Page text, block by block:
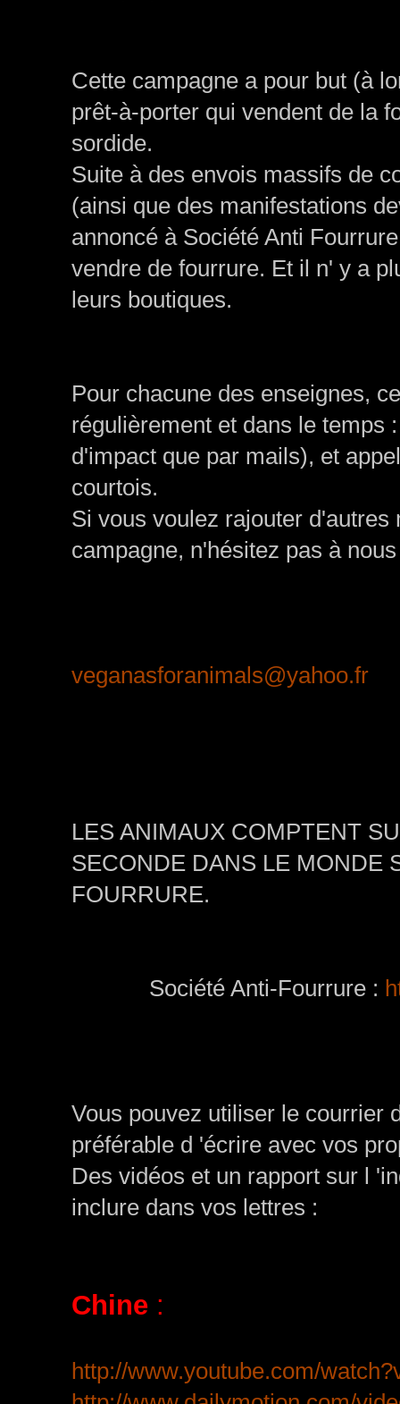
Cette campagne a pour but (à
prêt-à-porter qui vendent de la
sordide.
Suite à des envois massifs de
(ainsi que des manifestations
annoncé à Société Anti
vendre de fourrure. Et il n' y a
leurs boutiques.
Pour chacune des enseignes,
régulièrement et dans le temps
d'impact que par mails), et
courtois.
Si vous voulez rajouter
campagne, n'hésitez pas à
veganasforanimals@yahoo.fr
LES ANIMAUX COMPTENT
SECONDE DANS LE MONDE
FOURRURE.
Société Anti-Fourrure :
Vous pouvez utiliser le courrier
préférable d 'écrire avec vos
Des vidéos et un rapport sur l
inclure dans vos lettres :
Chine :
http://www.youtube.com/